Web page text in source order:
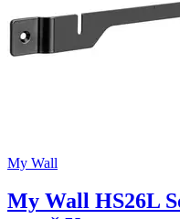
My Wall
My Wall HS26L